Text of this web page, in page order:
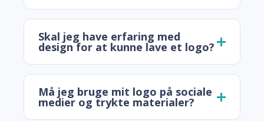
Skal jeg have erfaring med
design for at kunne lave et logo?
Må jeg bruge mit logo på sociale
medier og trykte materialer?